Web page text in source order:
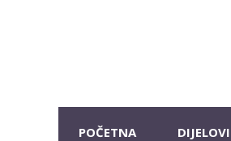
POČETNA